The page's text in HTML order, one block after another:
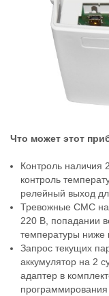
Что может этот
Контроль наличия
контроль
релейный выход
Тревожные СМС на
220 В, попадании
температуры ниже
Запрос текущих
аккумулятор на 2
адаптер в